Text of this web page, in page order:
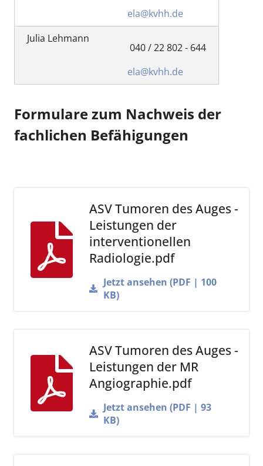
ela@kvhh.de
Julia Lehmann
040 / 22 802 - 644
ela@kvhh.de
Formulare zum Nachweis der
fachlichen Befähigungen
ASV Tumoren des Auges -
Leistungen der
interventionellen
Radiologie.pdf
Jetzt ansehen (PDF | 100
KB)
ASV Tumoren des Auges -
Leistungen der MR
Angiographie.pdf
Jetzt ansehen (PDF | 93
KB)